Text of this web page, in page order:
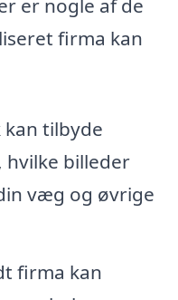
er nogle af de
firma kan
kan tilbyde
billeder
væg og øvrige
firma kan